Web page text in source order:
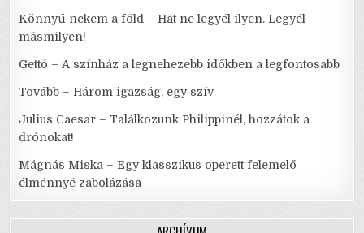
Könnyű nekem a föld – Hát ne legyél ilyen. Legyél
másmilyen!
Gettó – A színház a legnehezebb időkben a legfontosabb
Tovább – Három igazság, egy szív
Julius Caesar – Találkozunk Philippinél, hozzátok a
drónokat!
Mágnás Miska – Egy klasszikus operett felemelő
élménnyé zabolázása